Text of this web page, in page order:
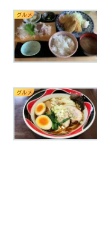
グルメ
グルメ